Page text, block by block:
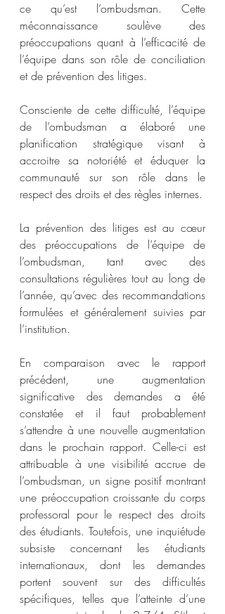
ce qu’est l’ombudsman. Cette
méconnaissance soulève des
préoccupations quant à l’efficacité de
l’équipe dans son rôle de conciliation
et de prévention des litiges.
Consciente de cette difficulté, l’équipe
de l’ombudsman a élaboré une
planification stratégique visant à
accroitre sa notoriété et éduquer la
communauté sur son rôle dans le
respect des droits et des règles internes.
La prévention des litiges est au cœur
des préoccupations de l’équipe de
l’ombudsman, tant avec des
consultations régulières tout au long de
l’année, qu’avec des recommandations
formulées et généralement suivies par
l’institution.
En comparaison avec le rapport
précédent, une augmentation
significative des demandes a été
constatée et il faut probablement
s’attendre à une nouvelle augmentation
dans le prochain rapport. Celle-ci est
attribuable à une visibilité accrue de
l’ombudsman, un signe positif montrant
une préoccupation croissante du corps
professoral pour le respect des droits
des étudiants. Toutefois, une inquiétude
subsiste concernant les étudiants
internationaux, dont les demandes
portent souvent sur des difficultés
spécifiques, telles que l’atteinte d’une